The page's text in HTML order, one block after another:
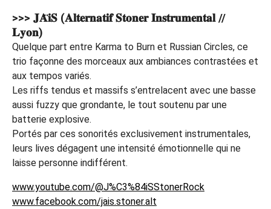
>>> 𝐉𝐀̈𝐢𝐒 (𝐀𝐥𝐭𝐞𝐫𝐧𝐚𝐭𝐢𝐟 𝐒𝐭𝐨𝐧𝐞𝐫 𝐈𝐧𝐬𝐭𝐫𝐮𝐦𝐞𝐧𝐭𝐚𝐥 //
𝐋𝐲𝐨𝐧)
Quelque part entre Karma to Burn et Russian Circles, ce
trio façonne des morceaux aux ambiances contrastées et
aux tempos variés.
Les riffs tendus et massifs s’entrelacent avec une basse
aussi fuzzy que grondante, le tout soutenu par une
batterie explosive.
Portés par ces sonorités exclusivement instrumentales,
leurs lives dégagent une intensité émotionnelle qui ne
laisse personne indifférent.
www.youtube.com/@J%C3%84iSStonerRock
www.facebook.com/jais.stoner.alt